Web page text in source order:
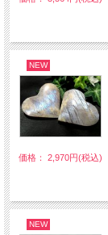
NEW
価格： 2,970円(税込)
NEW